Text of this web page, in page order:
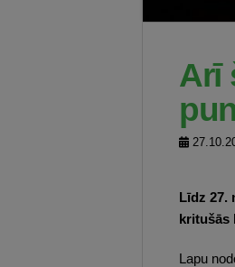
Arī
Līdz 27.
kritušās
Lapu